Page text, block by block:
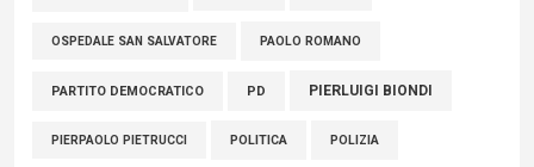
OSPEDALE SAN SALVATORE PAOLO ROMANO
PARTITO DEMOCRATICO PD PIERLUIGI BIONDI
PIERPAOLO PIETRUCCI POLITICA POLIZIA